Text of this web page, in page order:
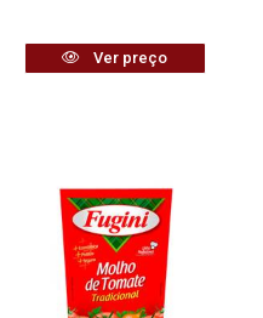
Ver preço